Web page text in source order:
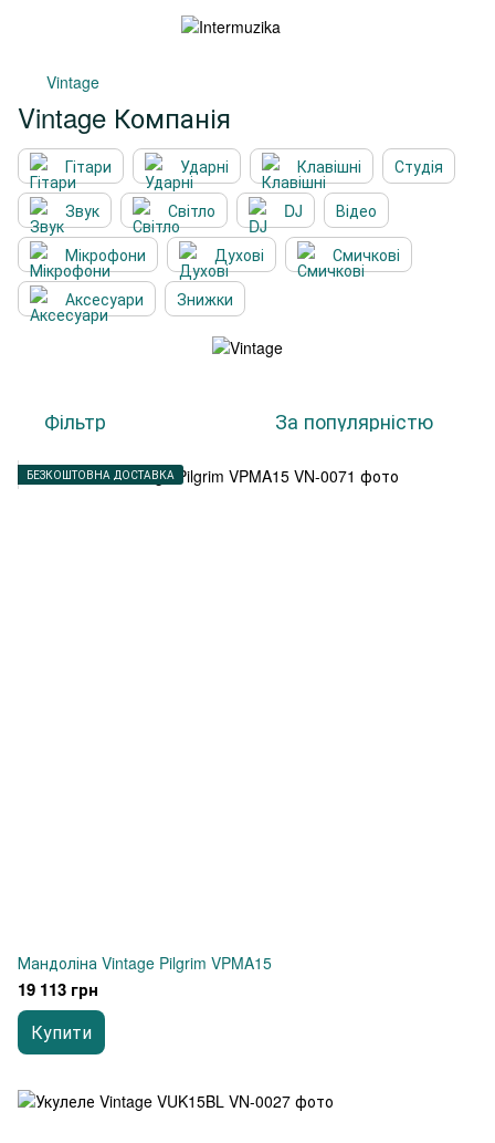
Vintage
Vintage Компанія
Гітари Ударні Клавішні
Студія
Звук
Світло DJ
Відео
Мікрофони
Духові
Смичкові
Аксесуари
Знижки
Фільтр За популярністю
БЕЗКОШТОВНА ДОСТАВКА
Мандоліна Vintage Pilgrim VPMA15
19 113 грн
Купити